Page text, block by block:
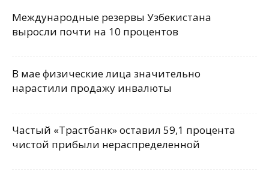
Международные резервы Узбекистана
выросли почти на 10 процентов
В мае физические лица значительно
нарастили продажу инвалюты
Частый «Трастбанк» оставил 59,1 процента
чистой прибыли нераспределенной